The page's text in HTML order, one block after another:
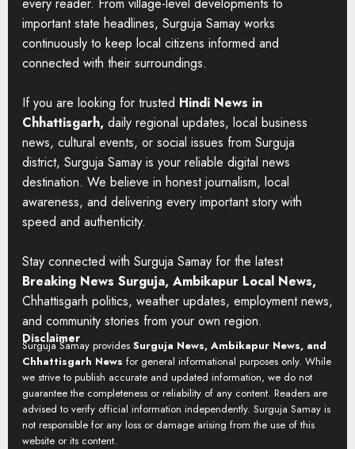
important state headlines, Surguja Samay works
continuously to keep local citizens informed and
connected with their surroundings.
If you are looking for trusted Hindi News in
Chhattisgarh, daily regional updates, local business
news, cultural events, or social issues from Surguja
district, Surguja Samay is your reliable digital news
destination. We believe in honest journalism, local
awareness, and delivering every important story with
speed and authenticity.
Stay connected with Surguja Samay for the latest
Breaking News Surguja, Ambikapur Local News,
Chhattisgarh politics, weather updates, employment news,
and community stories from your own region.
Disclaimer
Surguja Samay provides Surguja News, Ambikapur News, and
Chhattisgarh News for general informational purposes only. While
we strive to publish accurate and updated information, we do not
guarantee the completeness or reliability of any content. Readers are
advised to verify official information independently. Surguja Samay is
not responsible for any loss or damage arising from the use of this
website or its content.